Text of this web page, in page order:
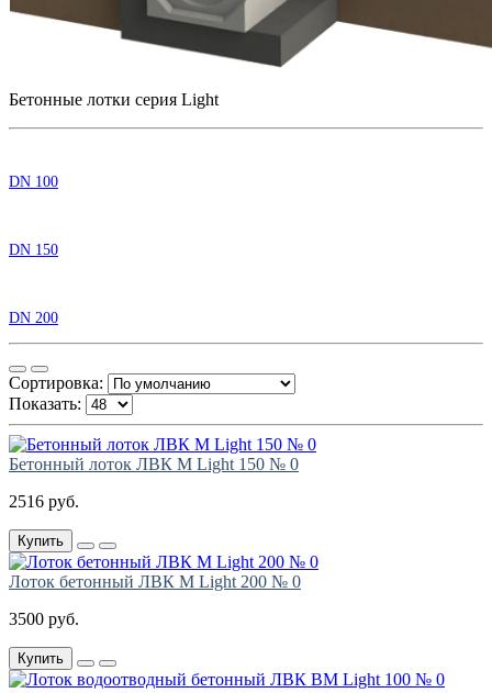
Бетонные лотки серия Light
DN 100
DN 150
DN 200
Сортировка:
Показать:
Бетонный лоток ЛВК М Light 150 № 0
2516 руб.
Купить
Лоток бетонный ЛВК М Light 200 № 0
3500 руб.
Купить